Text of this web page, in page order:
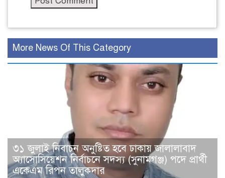
More News Of This Category
৩১ জুলাই নিবাচন অনু‌ষ্টিত হ‌বে ঢাকায় জালালাবাদ
অ্যাসোসিয়েশন নির্বাচনে সদস্য (সুনামগঞ্জ) পদে প্রার্থী
একেএম রিপন তালুকদার